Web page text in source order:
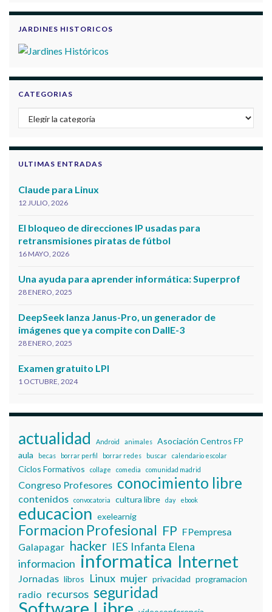
JARDINES HISTORICOS
CATEGORIAS
Categorias
ULTIMAS ENTRADAS
Claude para Linux
12 JULIO, 2026
El bloqueo de direcciones IP usadas para
retransmisiones piratas de fútbol
16 MAYO, 2026
Una ayuda para aprender informática: Superprof
28 ENERO, 2025
DeepSeek lanza Janus-Pro, un generador de
imágenes que ya compite con DallE-3
28 ENERO, 2025
Examen gratuito LPI
1 OCTUBRE, 2024
actualidad Android animales
Asociación Centros FP
aula
becas borrar perfil borrar redes buscar calendario escolar
Ciclos Formativos collage comedia comunidad madrid
Congreso Profesores conocimiento libre
contenidos convocatoria cultura libre day ebook
educacion exelearnig
Formacion Profesional FP FPempresa
Galapagar hacker IES Infanta Elena
informacion informatica Internet
Jornadas libros Linux mujer privacidad programacion
radio recursos seguridad